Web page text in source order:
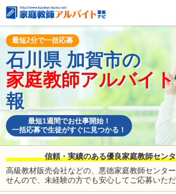
最短2分で一括応募
石川県 加賀市の
家庭教師アルバイト
報
最短1週間でお仕事開始！
一括応募で生徒がすぐに見つかる！
信頼・実績のある優良家庭教師セン
高級教材販売会社などの、悪徳家庭教師センタ
せんので、未経験の方でも安心してご応募いただ